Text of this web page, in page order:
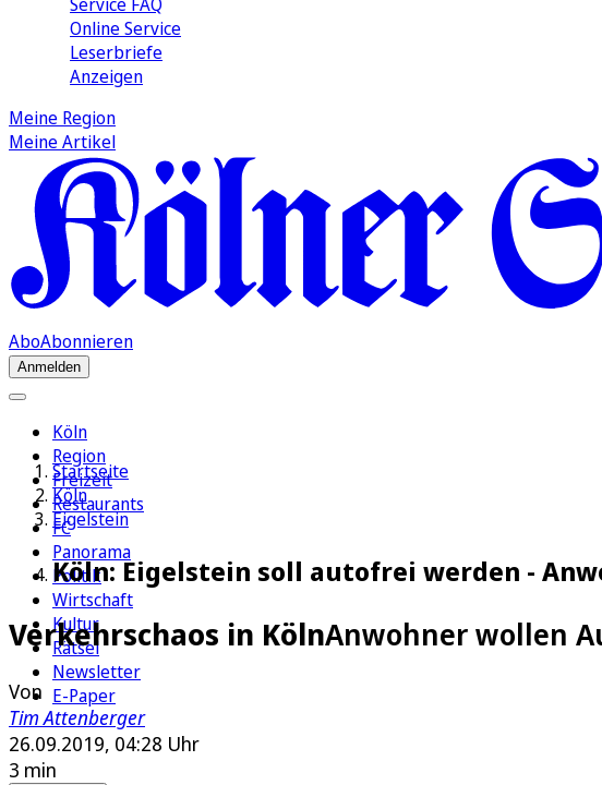
Online Service
Leserbriefe
Anzeigen
Meine Region
Meine Artikel
AboAbonnieren
Anmelden
Köln
Region
Freizeit
Restaurants
FC
Panorama
Politik
Wirtschaft
Kultur
Rätsel
Newsletter
E-Paper
Startseite
Köln
Eigelstein
Köln: Eigelstein soll autofrei werden -
Verkehrschaos in KölnAnwohner wollen
Von
Tim Attenberger
26.09.2019, 04:28 Uhr
3 min